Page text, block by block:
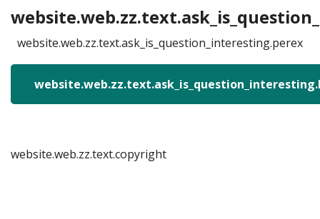
website.web.zz.text.ask_is_question_interesting.perex
website.web.zz.text.copyright